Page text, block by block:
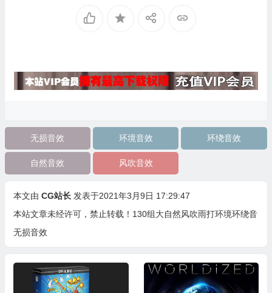
无损音效 环境音效 环绕音效
自然音效 风吹音效
本文由 CG站长 发表于2021年3月9日 17:29:47
本站文章未经许可，禁止转载！ 130组大自然风吹雨打环境环绕音
无损音效